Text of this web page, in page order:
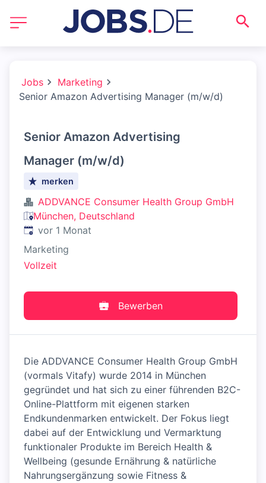
Jobs
Marketing
Senior Amazon Advertising Manager (m/w/d)
Senior Amazon Advertising
Manager (m/w/d)
merken
ADDVANCE Consumer Health Group GmbH
München, Deutschland
Veröffentlicht:
vor 1 Monat
Marketing
Vollzeit
Bewerben
Die ADDVANCE Consumer Health Group GmbH
(vormals Vitafy) wurde 2014 in München
gegründet und hat sich zu einer führenden B2C-
Online-Plattform mit eigenen starken
Endkundenmarken entwickelt. Der Fokus liegt
dabei auf der Entwicklung und Vermarktung
funktionaler Produkte im Bereich Health &
Wellbeing (gesunde Ernährung & natürliche
Nahrungsergänzung sowie Fitness &